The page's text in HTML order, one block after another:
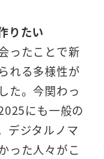
りたい
ったことで新
れる多様性が
た。今関わっ
にも一般の
デジタルノマ
った人々がこ